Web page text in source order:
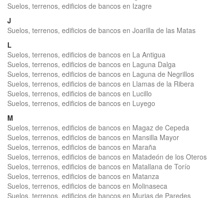
Suelos, terrenos, edificios de bancos en Izagre
J
Suelos, terrenos, edificios de bancos en Joarilla de las Matas
L
Suelos, terrenos, edificios de bancos en La Antigua
Suelos, terrenos, edificios de bancos en Laguna Dalga
Suelos, terrenos, edificios de bancos en Laguna de Negrillos
Suelos, terrenos, edificios de bancos en Llamas de la Ribera
Suelos, terrenos, edificios de bancos en Lucillo
Suelos, terrenos, edificios de bancos en Luyego
M
Suelos, terrenos, edificios de bancos en Magaz de Cepeda
Suelos, terrenos, edificios de bancos en Mansilla Mayor
Suelos, terrenos, edificios de bancos en Maraña
Suelos, terrenos, edificios de bancos en Matadeón de los Oteros
Suelos, terrenos, edificios de bancos en Matallana de Torío
Suelos, terrenos, edificios de bancos en Matanza
Suelos, terrenos, edificios de bancos en Molinaseca
Suelos, terrenos, edificios de bancos en Murias de Paredes